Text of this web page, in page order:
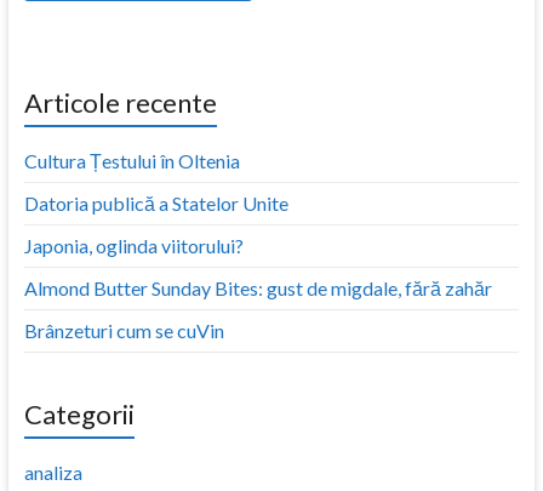
Articole recente
Cultura Țestului în Oltenia
Datoria publică a Statelor Unite
Japonia, oglinda viitorului?
Almond Butter Sunday Bites: gust de migdale, fără zahăr
Brânzeturi cum se cuVin
Categorii
analiza